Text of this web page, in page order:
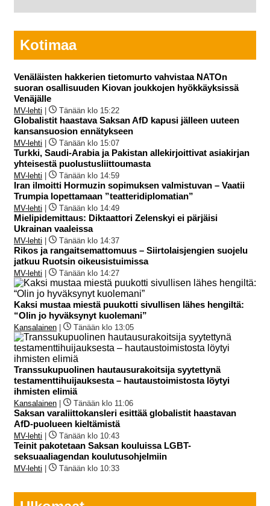
Kotimaa
Venäläisten hakkerien tietomurto vahvistaa NATOn
suoran osallisuuden Kiovan joukkojen hyökkäyksissä
Venäjälle
MV-lehti Tänään klo 15:22
Globalistit haastava Saksan AfD kapusi jälleen uuteen
kansansuosion ennätykseen
MV-lehti Tänään klo 15:07
Turkki, Saudi-Arabia ja Pakistan allekirjoittivat asiakirjan
yhteisestä puolustusliittoumasta
MV-lehti Tänään klo 14:59
Iran ilmoitti Hormuzin sopimuksen valmistuvan – Vaatii
Trumpia lopettamaan ”teatteridiplomatian”
MV-lehti Tänään klo 14:49
Mielipidemittaus: Diktaattori Zelenskyi ei pärjäisi
Ukrainan vaaleissa
MV-lehti Tänään klo 14:37
Rikos ja rangaitsemattomuus – Siirtolaisjengien suojelu
jatkuu Ruotsin oikeusistuimissa
MV-lehti Tänään klo 14:27
Kaksi mustaa miestä puukotti sivullisen lähes hengiltä:
“Olin jo hyväksynyt kuolemani”
Kansalainen Tänään klo 13:05
Transsukupuolinen hautausurakoitsija syytettynä
testamenttihuijauksesta – hautaustoimistosta löytyi
ihmisten elimiä
Kansalainen Tänään klo 11:06
Saksan varaliittokansleri esittää globalistit haastavan
AfD-puolueen kieltämistä
MV-lehti Tänään klo 10:43
Teinit pakotetaan Saksan kouluissa LGBT-
seksuaaliagendan koulutusohjelmiin
MV-lehti Tänään klo 10:33